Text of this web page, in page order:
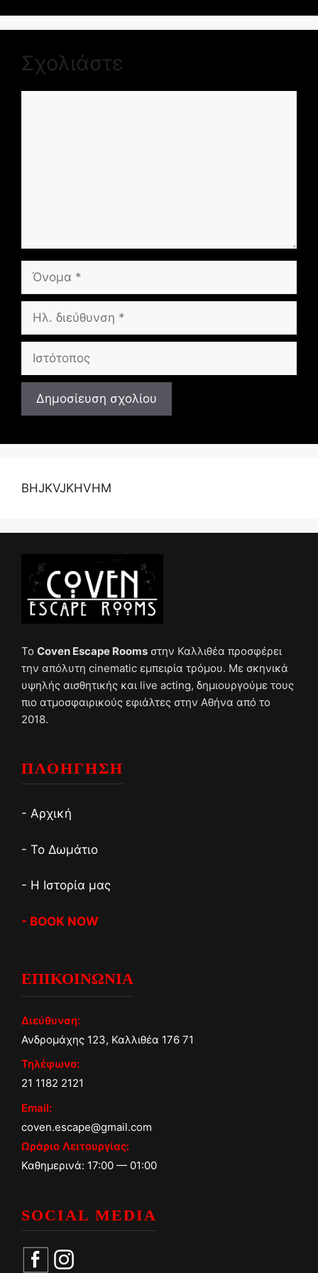
Σχολιάστε
διεύθυνση
BHJKVJKHVHM
Το Coven Escape Rooms στην Καλλιθέα προσφέρει
την απόλυτη cinematic εμπειρία τρόμου. Με σκηνικά
υψηλής αισθητικής και live acting, δημιουργούμε τους
πιο ατμοσφαιρικούς εφιάλτες στην Αθήνα από το
2018.
ΠΛΟΗΓΗΣΗ
- Αρχική
- Το Δωμάτιο
- Η Ιστορία μας
- BOOK NOW
ΕΠΙΚΟΙΝΩΝΙΑ
Διεύθυνση:
Ανδρομάχης 123, Καλλιθέα 176 71
Τηλέφωνο:
21 1182 2121
Email:
coven.escape@gmail.com
Ωράριο Λειτουργίας:
Καθημερινά: 17:00 — 01:00
SOCIAL MEDIA